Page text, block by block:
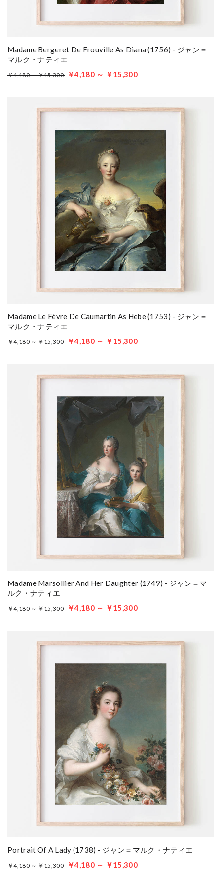
Madame Bergeret De Frouville As Diana (1756) - ジャン＝
マルク・ナティエ
￥4,180 ～ ￥15,300 ￥4,180 ～ ￥15,300
Madame Le Fèvre De Caumartin As Hebe (1753) - ジャン＝
マルク・ナティエ
￥4,180 ～ ￥15,300 ￥4,180 ～ ￥15,300
Madame Marsollier And Her Daughter (1749) - ジャン＝マ
ルク・ナティエ
￥4,180 ～ ￥15,300 ￥4,180 ～ ￥15,300
Portrait Of A Lady (1738) - ジャン＝マルク・ナティエ
￥4,180 ～ ￥15,300 ￥4,180 ～ ￥15,300